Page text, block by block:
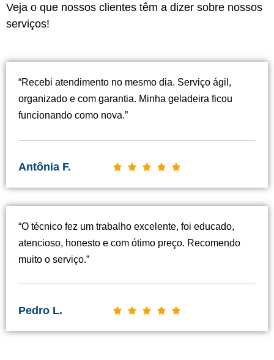
Veja o que nossos clientes têm a dizer sobre nossos
serviços!
“Recebi atendimento no mesmo dia. Serviço ágil,
organizado e com garantia. Minha geladeira ficou
funcionando como nova.”
Antônia F.     C
s
i
d
“O técnico fez um trabalho excelente, foi educado,
atencioso, honesto e com ótimo preço. Recomendo
muito o serviço.”
Pedro L.     C